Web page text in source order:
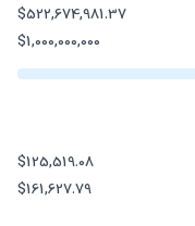
$522,674,981.37
$1,000,000,000
$125,519.08
$161,627.79